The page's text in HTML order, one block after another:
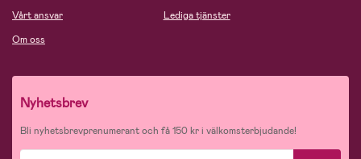
Vårt ansvar
Om oss
Lediga tjänster
Nyhetsbrev
Bli nyhetsbrevprenumerant och få 150 kr i välkomsterbjudande!